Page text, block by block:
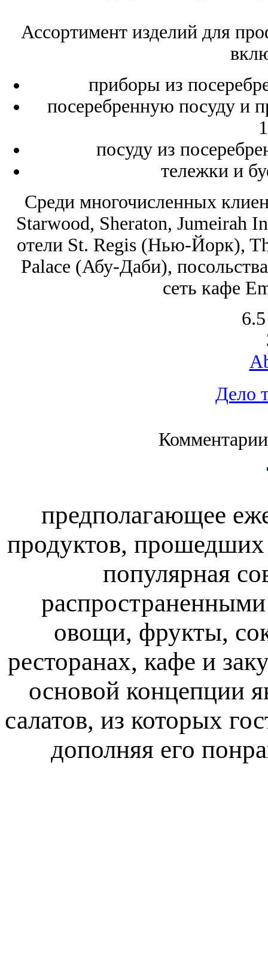
Ассортимент изделий для
приборы из
посеребренную посуду и
посуду из
тележки и
Среди многочисленных
Starwood, Sheraton, Jumeirah
отели St. Regis (Нью-Йорк),
Palace (Абу-Даби),
сеть кафе
Дело
предполагающее
продуктов,
популярная
овощи, фрукты,
ресторанах, кафе и
основой концепции
салатов, из которых
дополняя его